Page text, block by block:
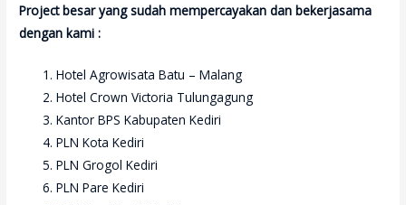
Project besar yang sudah mempercayakan dan bekerjasama
dengan kami :
Hotel Agrowisata Batu – Malang
Hotel Crown Victoria Tulungagung
Kantor BPS Kabupaten Kediri
PLN Kota Kediri
PLN Grogol Kediri
PLN Pare Kediri